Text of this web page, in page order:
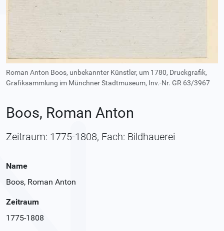
Roman Anton Boos, unbekannter Künstler, um 1780, Druckgrafik,
Grafiksammlung im Münchner Stadtmuseum, Inv.-Nr. GR 63/3967
Boos, Roman Anton
Zeitraum: 1775-1808, Fach: Bildhauerei
Name
Boos, Roman Anton
Zeitraum
1775-1808